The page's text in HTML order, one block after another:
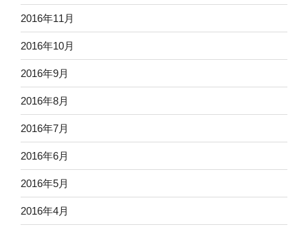
2016年11月
2016年10月
2016年9月
2016年8月
2016年7月
2016年6月
2016年5月
2016年4月